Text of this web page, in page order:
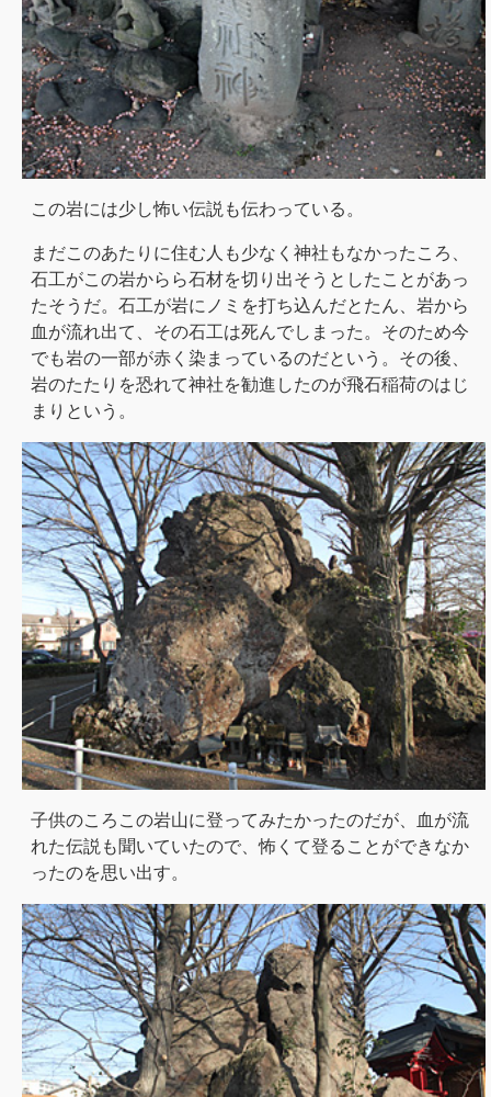
この岩には少し怖い伝説も伝わっている。
まだこのあたりに住む人も少なく神社もなかったころ、
石工がこの岩からら石材を切り出そうとしたことがあっ
たそうだ。石工が岩にノミを打ち込んだとたん、岩から
血が流れ出て、その石工は死んでしまった。そのため今
でも岩の一部が赤く染まっているのだという。その後、
岩のたたりを恐れて神社を勧進したのが飛石稲荷のはじ
まりという。
子供のころこの岩山に登ってみたかったのだが、血が流
れた伝説も聞いていたので、怖くて登ることができなか
ったのを思い出す。